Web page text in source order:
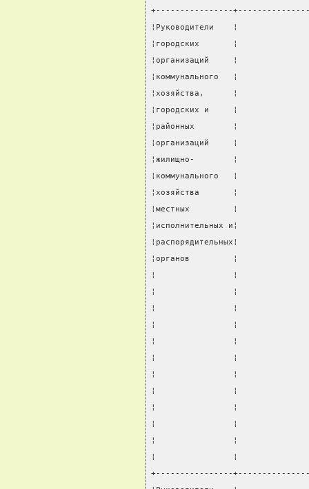
+----------------
¦Руководители    ¦
¦городских       ¦
¦организаций     ¦
¦коммунального   ¦
¦хозяйства,      ¦
¦городских и     ¦
¦районных        ¦
¦организаций     ¦
¦жилищно-        ¦
¦коммунального   ¦
¦хозяйства       ¦
¦местных         ¦
¦исполнительных и¦
¦распорядительных¦
¦органов         ¦
¦                ¦
¦                ¦               ¦
¦                ¦
¦                ¦
¦                ¦
¦                ¦
¦                ¦               ¦
¦                ¦
¦                ¦
¦                ¦
¦                ¦               ¦
¦                ¦
+----------------